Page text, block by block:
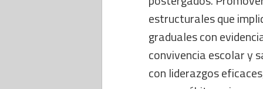
estructurales que
graduales con
convivencia escolar y
con liderazgos